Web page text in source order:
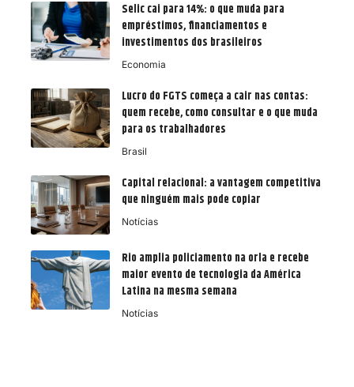
Selic cai para 14%: o que muda para
empréstimos, financiamentos e
investimentos dos brasileiros
Economia
Lucro do FGTS começa a cair nas contas:
quem recebe, como consultar e o que muda
para os trabalhadores
Brasil
Capital relacional: a vantagem competitiva
que ninguém mais pode copiar
Notícias
Rio amplia policiamento na orla e recebe
maior evento de tecnologia da América
Latina na mesma semana
Notícias